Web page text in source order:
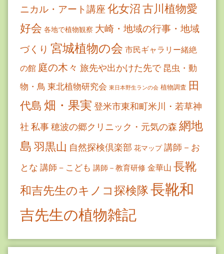
ニカル・アート講座 化女沼古川植物愛
好会 各地で植物観察 大崎・地域の行事・地域
づくり 宮城植物の会 市民ギャラリー緒絶
の館 庭の木々 旅先や出かけた先で 昆虫・動
物・鳥 東北植物研究会 東日本野生ランの会 植物調査 田
代島 畑・果実 登米市東和町米川・若草神
社 私事穂波の郷クリニック・元気の森 網地
島 羽黒山 自然探検倶楽部 花マップ 講師－お
とな 講師－こども 講師－教育研修 金華山 長靴
和吉先生のキノコ探検隊長靴和
吉先生の植物雑記